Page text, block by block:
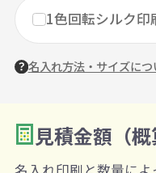
1色回転シルク印
名入れ方法・サイズにつ
2 数量を入力
見積金額（概